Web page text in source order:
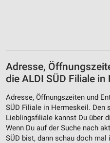
Adresse,
die ALDI SÜD Filiale in
Adresse, Öffnungszeiten und
SÜD Filiale in Hermeskeil. Den
Lieblingsfiliale kannst Du über
Wenn Du auf der Suche nach
SÜD bist, dann schau doch